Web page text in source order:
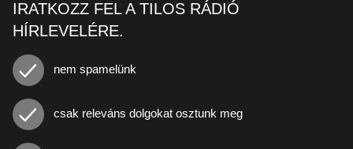
IRATKOZZ FEL A TILOS RÁDIÓ
HÍRLEVELÉRE.
nem spamelünk
csak releváns dolgokat osztunk meg